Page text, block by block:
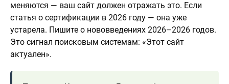
меняются — ваш сайт должен отражать это. Если
статья о сертификации в 2026 году — она уже
устарела. Пишите о нововведениях 2026–2026 годов.
Это сигнал поисковым системам: «Этот сайт
актуален».